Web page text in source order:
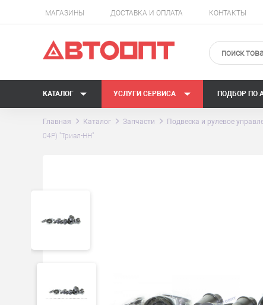
МАГАЗИНЫ ДОСТАВКА И ОПЛАТА КОНТАКТЫ
КАТАЛОГ УСЛУГИ СЕРВИСА ПОДБОР ПО
Главная Каталог Запчасти Подвеска и рулевое
04Р) "Триал-НН"